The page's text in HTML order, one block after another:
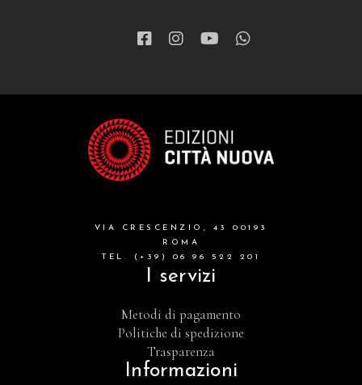
VIA CRESCENZIO, 43 00193
ROMA
TEL. (+39) 06 96 522 201
I servizi
Metodi di pagamento
Politiche di spedizione
Trasparenza
Informazioni